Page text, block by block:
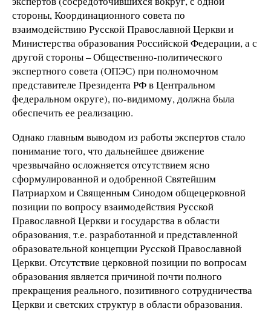
стороны, Координационного совета по
взаимодействию Русской Православной Церкви и
Министерства образования Российской Федерации, а с
другой стороны – Общественно-политического
экспертного совета (ОПЭС) при полномочном
представителе Президента РФ в Центральном
федеральном округе), по-видимому, должна была
обеспечить ее реализацию.
Однако главным выводом из работы экспертов стало
понимание того, что дальнейшее движение
чрезвычайно осложняется отсутствием ясно
сформулированной и одобренной Святейшим
Патриархом и Священным Синодом общецерковной
позиции по вопросу взаимодействия Русской
Православной Церкви и государства в области
образования, т.е. разработанной и представленной
образовательной концепции Русской Православной
Церкви. Отсутствие церковной позиции по вопросам
образования является причиной почти полного
прекращения реального, позитивного сотрудничества
Церкви и светских структур в области образования.